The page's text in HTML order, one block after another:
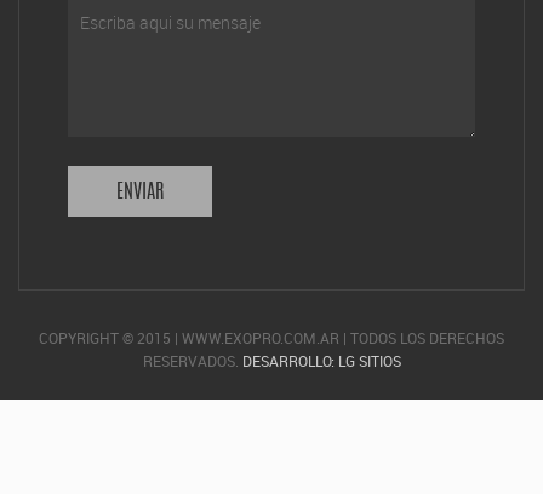
COPYRIGHT © 2015 | WWW.EXOPRO.COM.AR | TODOS LOS DERECHOS
RESERVADOS. DESARROLLO: LG SITIOS